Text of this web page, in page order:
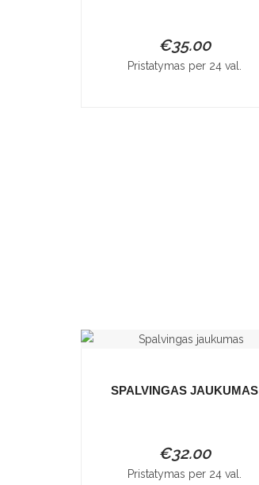
€35.00
Pristatymas per 24 val.
SPALVINGAS JAUKUMAS
€32.00
Pristatymas per 24 val.